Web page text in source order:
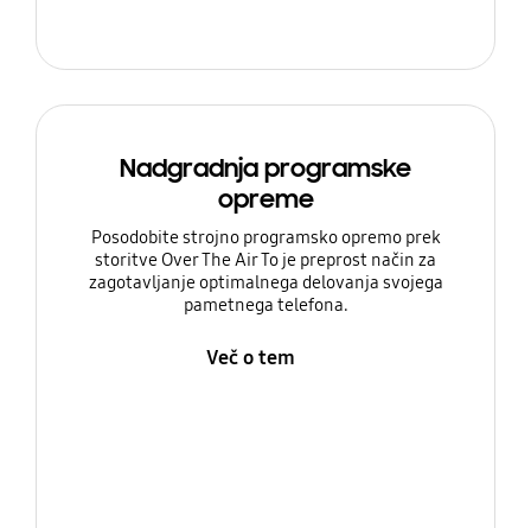
Nadgradnja programske
opreme
Posodobite strojno programsko opremo prek
storitve Over The Air To je preprost način za
zagotavljanje optimalnega delovanja svojega
pametnega telefona.
Več o tem